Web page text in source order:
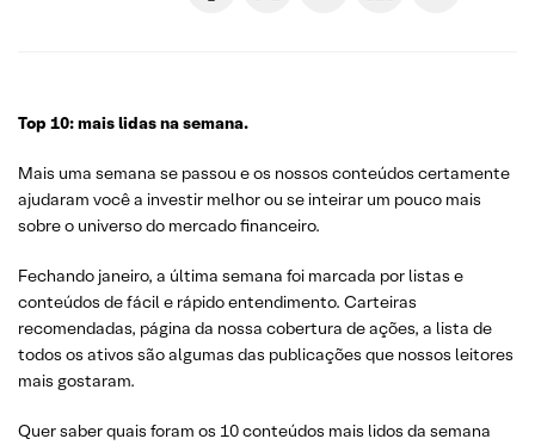
Top 10: mais lidas na semana.
Mais uma semana se passou e os nossos conteúdos certamente
ajudaram você a investir melhor ou se inteirar um pouco mais
sobre o universo do mercado financeiro.
Fechando janeiro, a última semana foi marcada por listas e
conteúdos de fácil e rápido entendimento. Carteiras
recomendadas, página da nossa cobertura de ações, a lista de
todos os ativos são algumas das publicações que nossos leitores
mais gostaram.
Quer saber quais foram os 10 conteúdos mais lidos da semana